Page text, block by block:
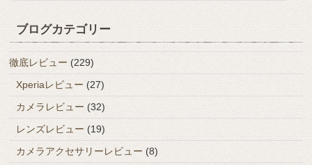
ブログカテゴリー
徹底レビュー (229)
Xperiaレビュー (27)
カメラレビュー (32)
レンズレビュー (19)
カメラアクセサリーレビュー (8)